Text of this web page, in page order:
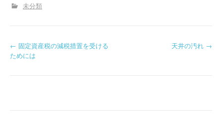
未分類
P
← 固定資産税の減税措置を受ける
ためには
天井の汚れ →